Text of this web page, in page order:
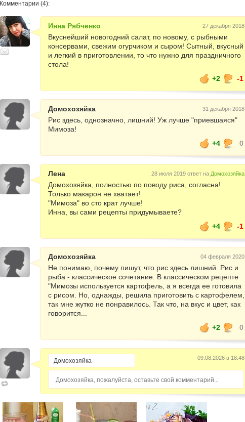
Комментарии (4):
Инна Рябченко 27 декабря 2018
Вкуснейший новогодний салат, по новому, с рыбными
консервами, свежим огурчиком и сыром! Сытный, вкусный
и легкий в приготовлении, то что нужно для праздничного
стола!
+2
-1
Домохозяйка 31 декабря 2018
Рис здесь, однозначно, лишний! Уж лучше "приевшаяся"
Мимоза!
+4
0
Лена 28 июля 2019 ответ на Домохозяйка
Домохозяйка, полностью по поводу риса, согласна!
Только макарон не хватает!
"Мимоза" во сто крат лучше!
Инна, вы сами рецепты придумываете?
+4
-1
Домохозяйка 04 февраля 2020
Не понимаю, почему пишут, что рис здесь лишний. Рис и
рыба - классическое сочетание. В классическом рецепте
"Мимозы используется картофель, а я всегда ее готовила
с рисом. Но, однажды, решила приготовить с картофелем,
так мне жутко не понравилось. Так что, на вкус и цвет, как
говорится...
+2
0
09.08.2026 в 18:48
Домохозяйка, пожалуйста, оставьте свой комментарий...